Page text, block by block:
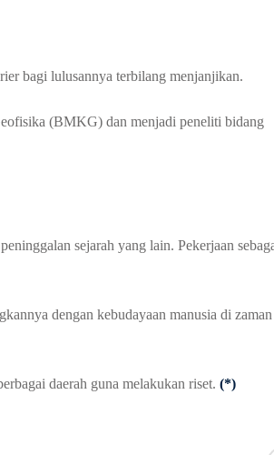
bagi lulusannya terbilang menjanjikan.
(BMKG) dan menjadi peneliti bidang
sejarah yang lain. Pekerjaan
dengan kebudayaan manusia di zaman
daerah guna melakukan riset. (*)